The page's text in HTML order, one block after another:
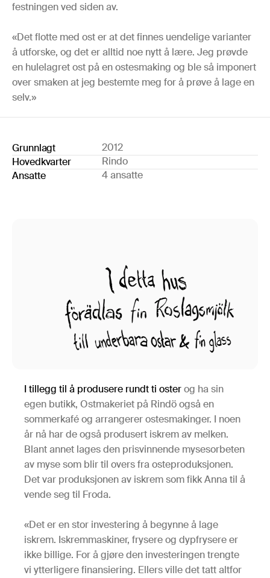
festningen ved siden av.
«Det flotte med ost er at det finnes uendelige varianter
å utforske, og det er alltid noe nytt å lære. Jeg prøvde
en hulelagret ost på en ostesmaking og ble så imponert
over smaken at jeg bestemte meg for å prøve å lage en
selv.»
Grunnlagt
2012
Hovedkvarter
Rindo
Ansatte
4 ansatte
I tillegg til å produsere rundt ti osterog ha sin
egen butikk, Ostmakeriet på Rindö også en
sommerkafé og arrangerer ostesmakinger. I noen
år nå har de også produsert iskrem av melken.
Blant annet lages den prisvinnende mysesorbeten
av myse som blir til overs fra osteproduksjonen.
Det var produksjonen av iskrem som fikk Anna til å
vende seg til Froda.
«Det er en stor investering å begynne å lage
iskrem. Iskremmaskiner, frysere og dypfrysere er
ikke billige. For å gjøre den investeringen trengte
vi ytterligere finansiering. Ellers ville det tatt altfor